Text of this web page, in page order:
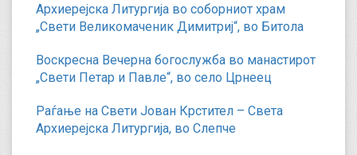
Архиерејска Литургија во соборниот храм
„Свети Великомаченик Димитриј“, во Битола
Воскресна Вечерна богослужба во манастирот
„Свети Петар и Павле“, во село Црнеец
Раѓање на Свети Јован Крстител – Света
Архиерејска Литургија, во Слепче